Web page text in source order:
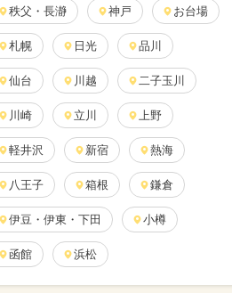
秩父・長瀞 神戸 お台場
札幌 日光 品川
仙台 川越 二子玉川
川崎 立川 上野
軽井沢 新宿 熱海
八王子 箱根 鎌倉
伊豆・伊東・下田 小樽
函館 浜松